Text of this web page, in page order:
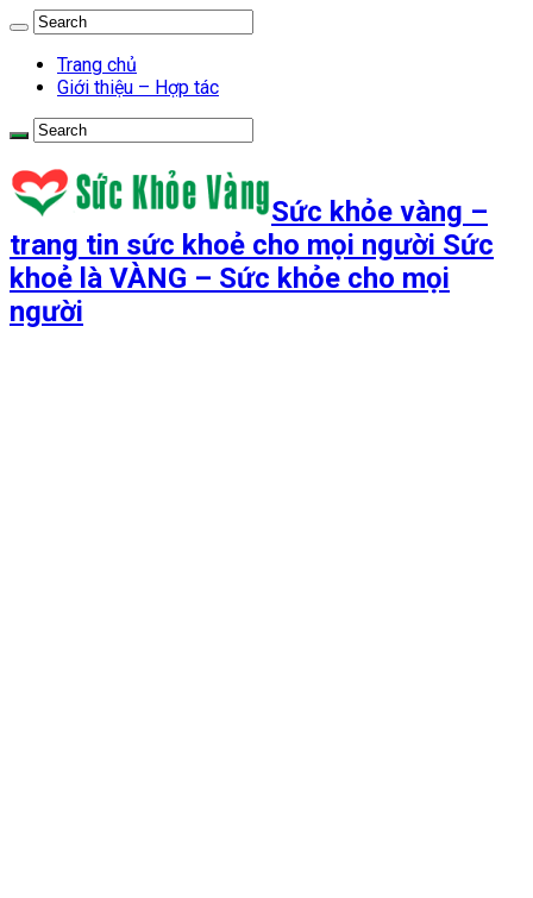
Trang chủ
Giới thiệu – Hợp tác
Sức khỏe vàng –
trang tin sức khoẻ cho mọi người Sức
khoẻ là VÀNG – Sức khỏe cho mọi
người